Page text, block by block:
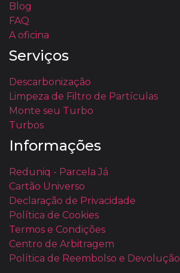
Blog
FAQ
A oficina
Serviços
Descarbonização
Limpeza de Filtro de Partículas
Monte seu Turbo
Turbos
Informações
Reduniq - Parcela Já
Cartão Universo
Declaração de Privacidade
Política de Cookies
Termos e Condições
Centro de Arbitragem
Política de Reembolso e Devolução